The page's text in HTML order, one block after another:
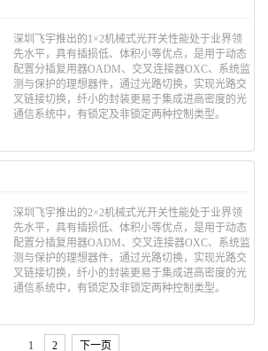
深圳飞宇推出的1×2机械式光开关性能处于业界领
先水平，具有插损低、体积小等优点，是用于动态
配置分插复用器OADM、交叉连接器OXC、系统监
测与保护的理想器件，通过光路切换，实现光路交
叉链接切换，纤小的封装更易于集成进高密度的光
通信系统中，有锁定及非锁定两种控制类型。
深圳飞宇推出的2×2机械式光开关性能处于业界领
先水平，具有插损低、体积小等优点，是用于动态
配置分插复用器OADM、交叉连接器OXC、系统监
测与保护的理想器件，通过光路切换，实现光路交
叉链接切换，纤小的封装更易于集成进高密度的光
通信系统中，有锁定及非锁定两种控制类型。
1 2 下一页